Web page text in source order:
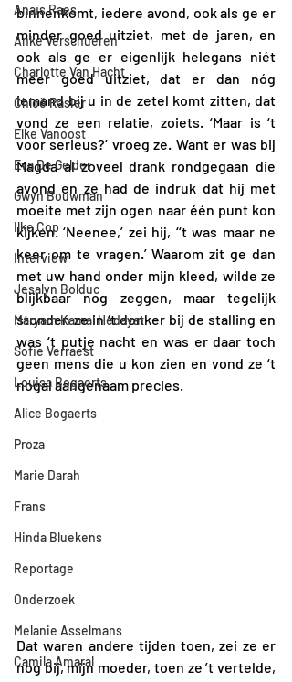
Anaïs Raes
Anke Verschueren
Charlotte Van Hacht
Chloë Rasier
Elke Vanoost
Eva De Gelder
Gwyn Bouwman
Ilke Cop
Interview
Jesalyn Bolduc
Maryam Kamal Hedayat
Sofie Verraest
Louisa Bogaerts
Alice Bogaerts
Proza
Marie Darah
Frans
Hinda Bluekens
Reportage
Onderzoek
Melanie Asselmans
Camila Amaral
binnenkomt, iedere avond, ook als ge er
minder goed uitziet, met de jaren, en
ook als ge er eigenlijk helegans niét
meer goed uitziet, dat er dan nóg
iemand bij u in de zetel komt zitten, dat
vond ze een relatie, zoiets. ‘Maar is ‘t
voor serieus?’ vroeg ze. Want er was bij
Magda al zoveel drank rondgegaan die
avond en ze had de indruk dat hij met
moeite met zijn ogen naar één punt kon
kijken. ‘Neenee,’ zei hij, ‘‘t was maar ne
keer om te vragen.’ Waarom zit ge dan
met uw hand onder mijn kleed, wilde ze
blijkbaar nog zeggen, maar tegelijk
stonden ze in ‘t donker bij de stalling en
was ‘t putje nacht en was er daar toch
geen mens die u kon zien en vond ze ‘t
nogal aangenaam precies.
Dat waren andere tijden toen, zei ze er
nog bij, mijn moeder, toen ze ’t vertelde,